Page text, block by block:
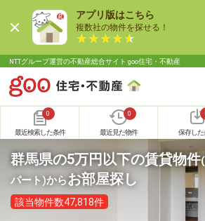
アプリ版はこちら
複数社の物件を探せる！
NTTグループ運営の不動産総合サイト goo住宅・不動産
0
最近検索した条件
0
最近見た物件 保存した
群馬県の5万円以下の賃貸物件
パート)からお部屋探し
該当物件数47,818件